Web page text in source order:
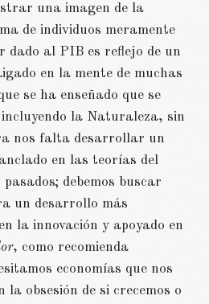
una imagen de la
de individuos meramente
dado al PIB es reflejo de un
en la mente de muchas
se ha enseñado que se
la Naturaleza, sin
nos falta desarrollar un
en las teorías del
debemos buscar
un desarrollo más
la innovación y apoyado en
, como recomienda
economías que nos
obsesión de si crecemos o